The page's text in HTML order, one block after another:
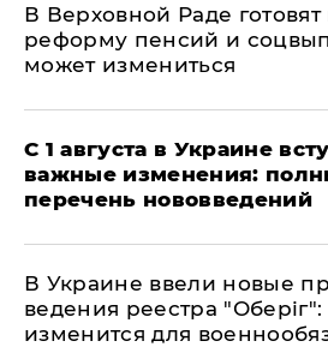
В Верховной Раде
реформу пенсий и
может измениться
С 1 августа в Украине
важные изменения:
перечень нововведений
В Украине ввели новые
ведения реестра "Оберіг":
изменится для